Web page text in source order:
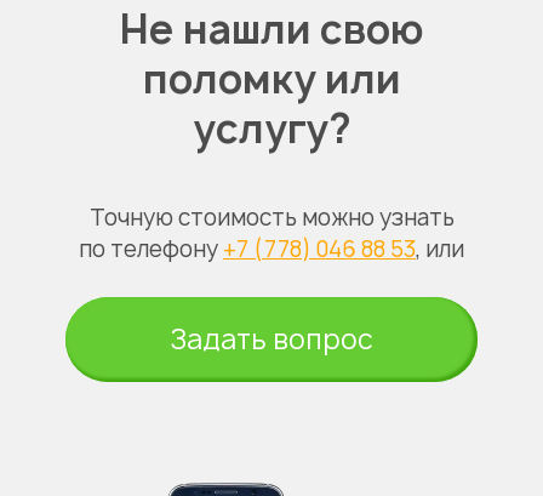
Не нашли свою
поломку или
услугу?
Точную стоимость можно узнать
по телефону +7 (778) 046 88 53, или
Задать вопрос